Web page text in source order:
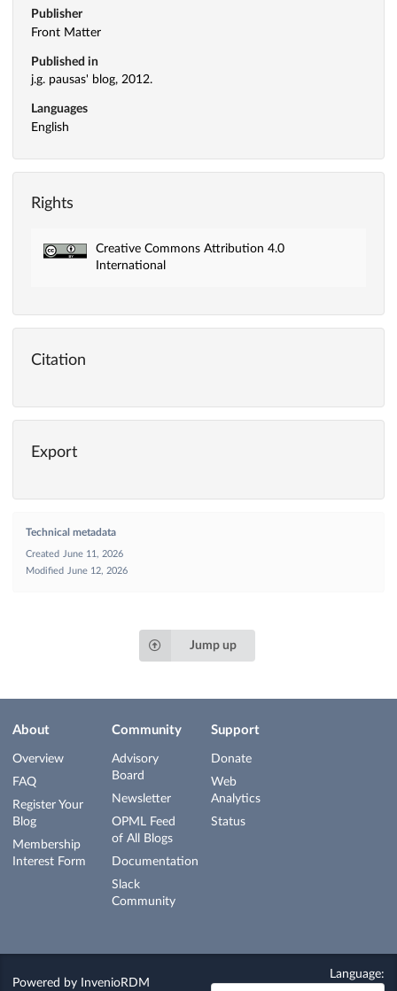
Publisher
Front Matter
Published in
j.g. pausas' blog, 2012.
Languages
English
Rights
Creative Commons Attribution 4.0
International
Citation
Export
Technical metadata
Created
June 11, 2026
Modified
June 12, 2026
Jump up
About
Overview
FAQ
Register Your
Blog
Membership
Interest Form
Community
Advisory
Board
Newsletter
OPML Feed
of All Blogs
Documentation
Slack
Community
Support
Donate
Web
Analytics
Status
Powered by InvenioRDM
Language: